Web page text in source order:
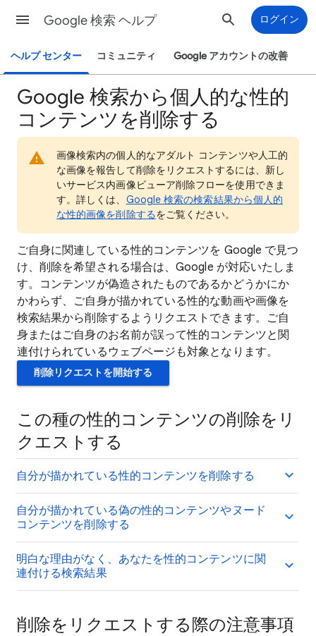
Google 検索 ヘルプ ログイン
ヘルプ センター コミュニティ Google アカウントの改善
Google 検索から個人的な性的
コンテンツを削除する
画像検索内の個人的なアダルト コンテンツや人工的
な画像を報告して削除をリクエストするには、新し
いサービス内画像ビューア削除フローを使用できま
す。詳しくは、 Google 検索の検索結果から個人的
な性的画像を削除するをご覧ください。
ご自身に関連している性的コンテンツを Google で見つ
け、削除を希望される場合は、Google が対応いたしま
す。コンテンツが偽造されたものであるかどうかにか
かわらず、ご自身が描かれている性的な動画や画像を
検索結果から削除するようリクエストできます。ご自
身またはご自身のお名前が誤って性的コンテンツと関
連付けられているウェブページも対象となります。
削除リクエストを開始する
この種の性的コンテンツの削除をリ
クエストする
自分が描かれている性的コンテンツを削除する
自分が描かれている偽の性的コンテンツやヌード
コンテンツを削除する
明白な理由がなく、あなたを性的コンテンツに関
連付ける検索結果
削除をリクエストする際の注意事項